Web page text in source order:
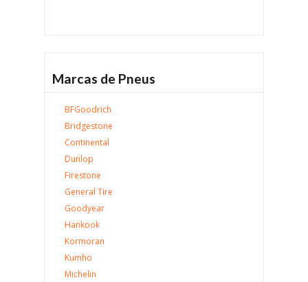
Marcas de Pneus
BFGoodrich
Bridgestone
Continental
Dunlop
Firestone
General Tire
Goodyear
Hankook
Kormoran
Kumho
Michelin